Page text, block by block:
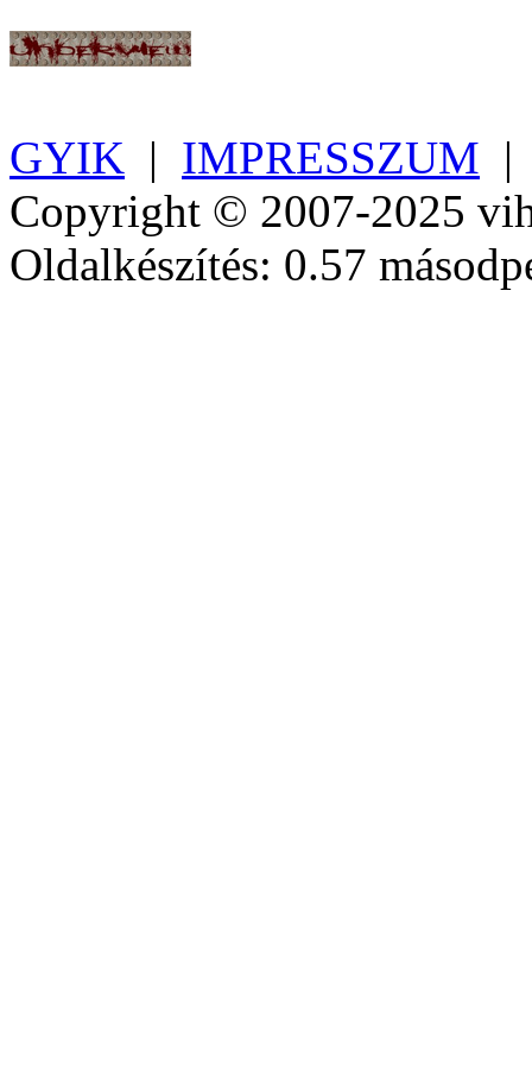
GYIK | IMPRESSZUM
Copyright © 2007-2025
Oldalkészítés: 0.57